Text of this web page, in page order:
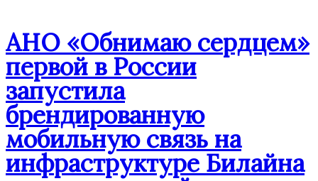
АНО «Обнимаю сердцем»
первой в России
запустила
брендированную
мобильную связь на
инфраструктуре Билайна